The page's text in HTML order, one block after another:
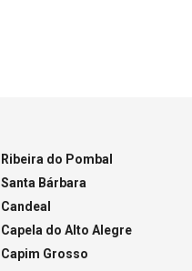
Ribeira do Pombal
Santa Bárbara
Candeal
Capela do Alto Alegre
Capim Grosso